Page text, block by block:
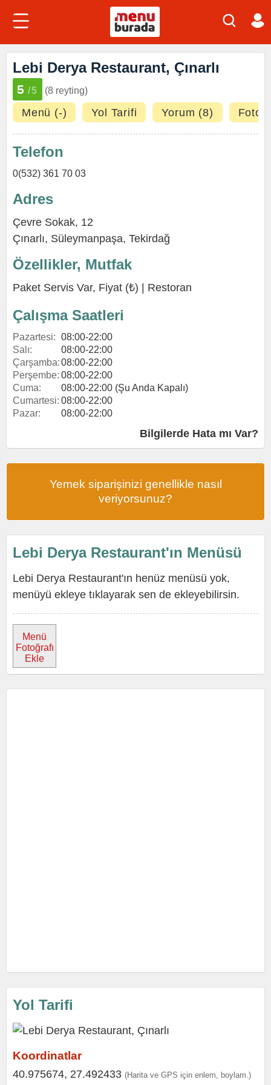
Lebi Derya Restaurant, Çınarlı
5 /5 (8 reyting)
Menü (-) Yol Tarifi Yorum (8)
Telefon
0(532) 361 70 03
Adres
Çevre Sokak, 12
Çınarlı, Süleymanpaşa, Tekirdağ
Özellikler, Mutfak
Paket Servis Var, Fiyat (₺) | Restoran
Çalışma Saatleri
Pazartesi: 08:00-22:00
Salı:
08:00-22:00
Çarşamba:08:00-22:00
Perşembe: 08:00-22:00
Cuma:
08:00-22:00 (Şu Anda Kapalı)
Cumartesi: 08:00-22:00
Pazar:
08:00-22:00
Bilgilerde Hata mı Var?
Yemek siparişinizi genellikle nasıl
veriyorsunuz?
Lebi Derya Restaurant'ın Menüsü
Lebi Derya Restaurant'ın henüz menüsü yok,
menüyü ekleye tıklayarak sen de ekleyebilirsin.
Menü
Fotoğrafı
Ekle
Yol Tarifi
Koordinatlar
40.975674, 27.492433 (Harita ve GPS için enlem, boylam.)